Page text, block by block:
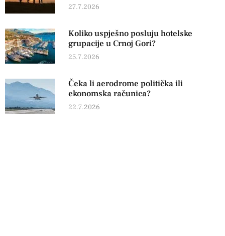
27.7.2026
Koliko uspješno posluju hotelske
grupacije u Crnoj Gori?
25.7.2026
Čeka li aerodrome politička ili
ekonomska računica?
22.7.2026